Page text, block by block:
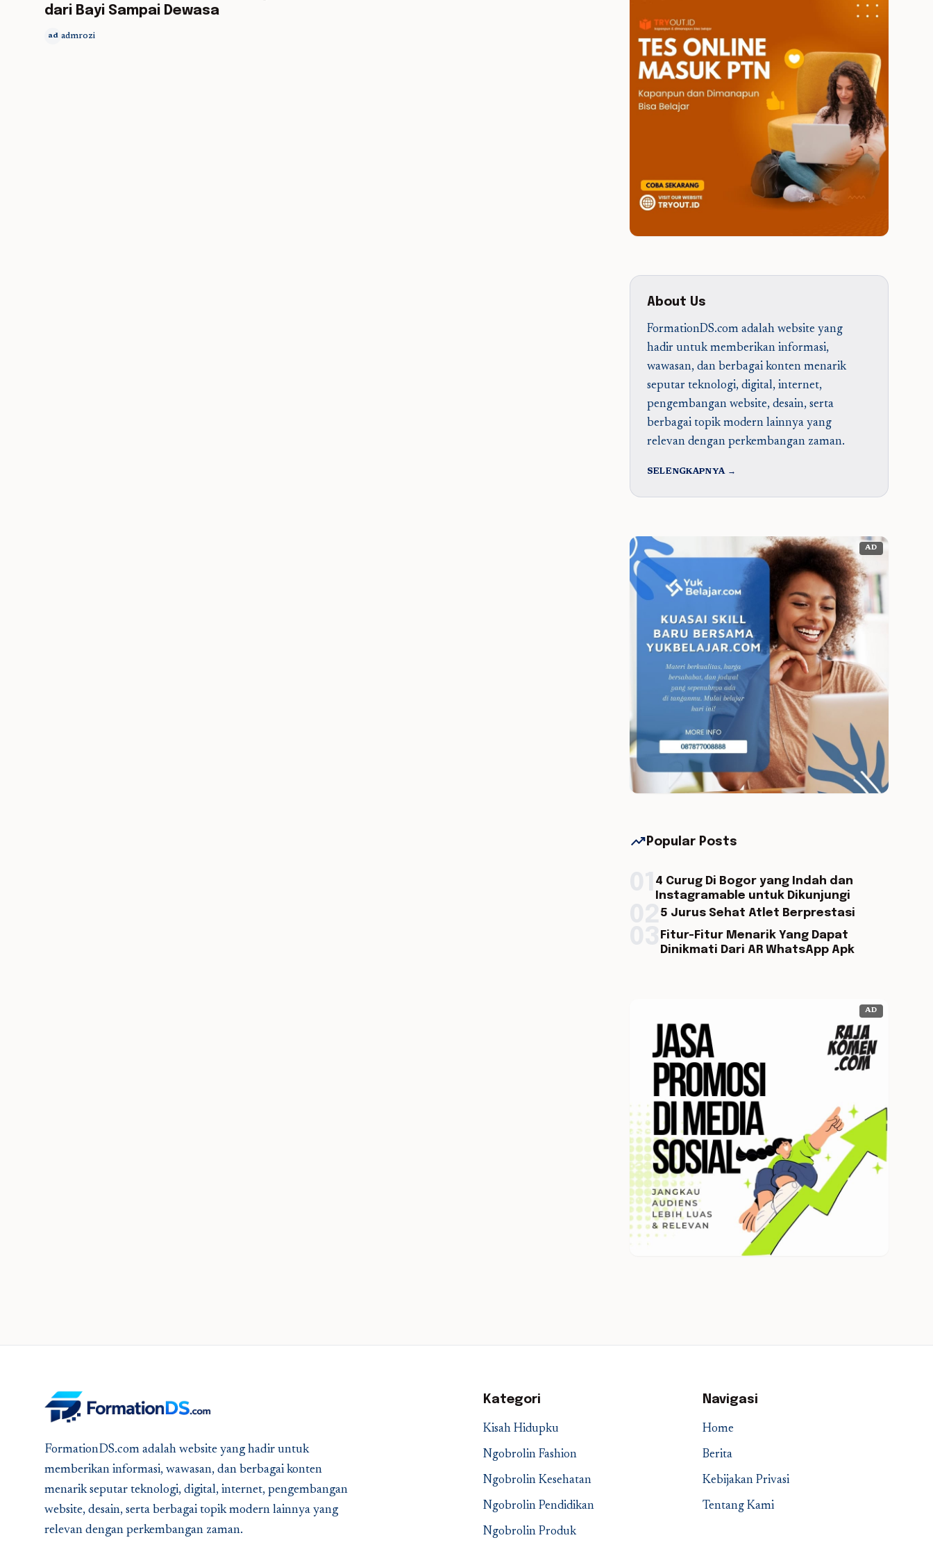
dari Bayi Sampai Dewasa
ad admrozi
About Us
FormationDS.com adalah website yang
hadir untuk memberikan informasi,
wawasan, dan berbagai konten menarik
seputar teknologi, digital, internet,
pengembangan website, desain, serta
berbagai topik modern lainnya yang
relevan dengan perkembangan zaman.
SELENGKAPNYA →
AD
trending_up Popular Posts
4 Curug Di Bogor yang Indah dan
Instagramable untuk Dikunjungi
5 Jurus Sehat Atlet Berprestasi
Fitur-Fitur Menarik Yang Dapat
Dinikmati Dari AR WhatsApp Apk
AD
FormationDS.com adalah website yang hadir untuk
memberikan informasi, wawasan, dan berbagai konten
menarik seputar teknologi, digital, internet, pengembangan
website, desain, serta berbagai topik modern lainnya yang
relevan dengan perkembangan zaman.
Kategori
Kisah Hidupku
Ngobrolin Fashion
Ngobrolin Kesehatan
Ngobrolin Pendidikan
Ngobrolin Produk
Navigasi
Home
Berita
Kebijakan Privasi
Tentang Kami